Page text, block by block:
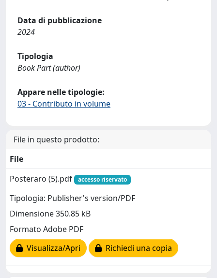
Data di pubblicazione
2024
Tipologia
Book Part (author)
Appare nelle tipologie:
03 - Contributo in volume
File in questo prodotto:
File
Posteraro (5).pdf
accesso riservato
Tipologia: Publisher's version/PDF
Dimensione 350.85 kB
Formato Adobe PDF
Visualizza/Apri
Richiedi una copia